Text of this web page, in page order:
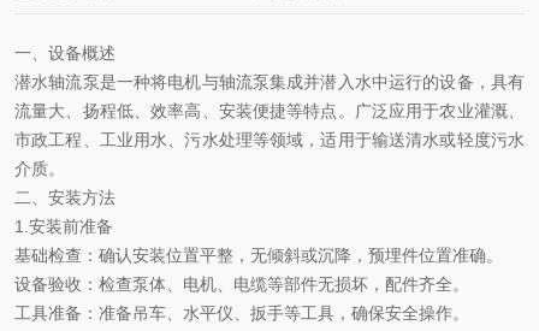
一、设备概述
潜水轴流泵是一种将电机与轴流泵集成并潜入水中运行的设备，具有
流量大、扬程低、效率高、安装便捷等特点。广泛应用于农业灌溉、
市政工程、工业用水、污水处理等领域，适用于输送清水或轻度污水
介质。
二、安装方法
1.安装前准备
基础检查 ：确认安装位置平整，无倾斜或沉降，预埋件位置准确。
设备验收 ：检查泵体、电机、电缆等部件无损坏，配件齐全。
工具准备 ：准备吊车、水平仪、扳手等工具，确保安全操作。